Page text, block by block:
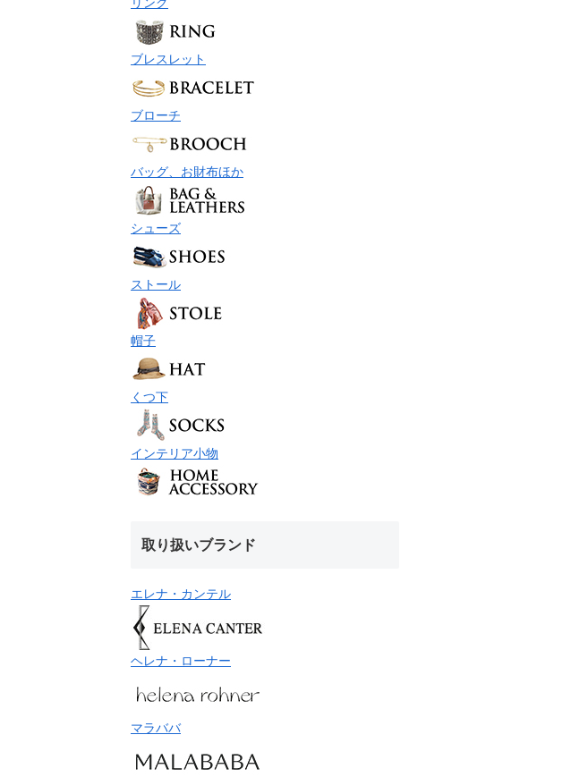
ブレスレット
ブローチ
バッグ、お財布ほか
シューズ
ストール
帽子
くつ下
インテリア小物
取り扱いブランド
エレナ・カンテル
ヘレナ・ローナー
マラババ